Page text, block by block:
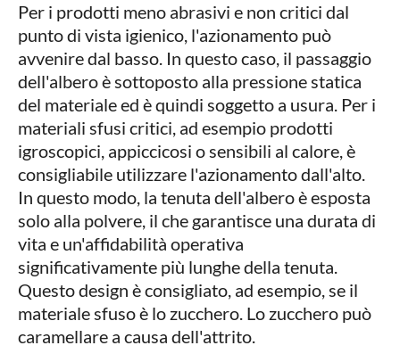
Per i prodotti meno abrasivi e non critici dal
punto di vista igienico, l'azionamento può
avvenire dal basso. In questo caso, il passaggio
dell'albero è sottoposto alla pressione statica
del materiale ed è quindi soggetto a usura. Per i
materiali sfusi critici, ad esempio prodotti
igroscopici, appiccicosi o sensibili al calore, è
consigliabile utilizzare l'azionamento dall'alto.
In questo modo, la tenuta dell'albero è esposta
solo alla polvere, il che garantisce una durata di
vita e un'affidabilità operativa
significativamente più lunghe della tenuta.
Questo design è consigliato, ad esempio, se il
materiale sfuso è lo zucchero. Lo zucchero può
caramellare a causa dell'attrito.